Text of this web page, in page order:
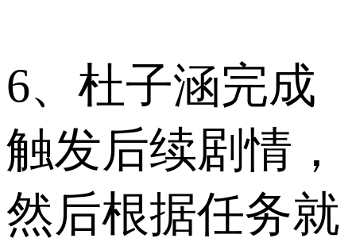
6、杜子涵完成
触发后续剧情，
然后根据任务就